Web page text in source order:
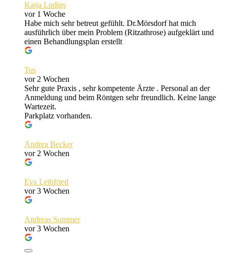
Katja Ludigs
vor 1 Woche
Habe mich sehr betreut gefühlt. Dr.Mörsdorf hat mich
ausführlich über mein Problem (Ritzathrose) aufgeklärt und
einen Behandlungsplan erstellt
Tus
vor 2 Wochen
Sehr gute Praxis , sehr kompetente Ärzte . Personal an der
Anmeldung und beim Röntgen sehr freundlich. Keine lange
Wartezeit.
Parkplatz vorhanden.
Andrea Becker
vor 2 Wochen
Eva Leibfried
vor 3 Wochen
Andreas Sommer
vor 3 Wochen